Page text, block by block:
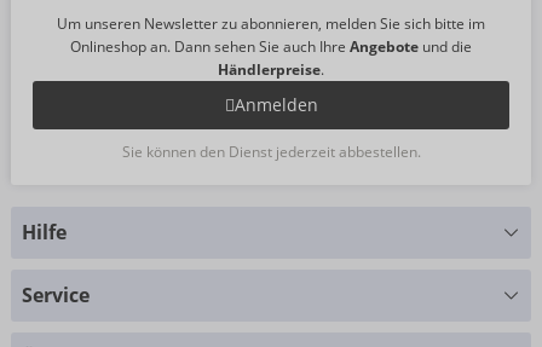
Um unseren Newsletter zu abonnieren, melden Sie sich bitte im
Onlineshop an. Dann sehen Sie auch Ihre Angebote und die
Händlerpreise.
Anmelden
Sie können den Dienst jederzeit abbestellen.
Hilfe
Service